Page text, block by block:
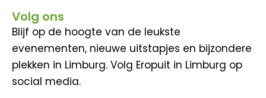
Volg ons
Blijf op de hoogte van de leukste
evenementen, nieuwe uitstapjes en bijzondere
plekken in Limburg. Volg Eropuit in Limburg op
social media.